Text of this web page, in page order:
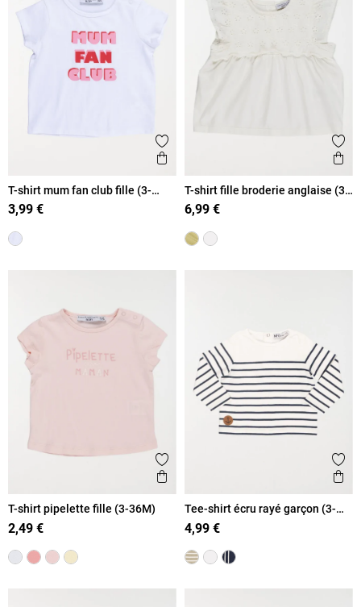
Ajouter aux favoris
Aperçu rapide
T-shirt mum fan club fille (3-
36M)
3,99 €
T-shirt fille broderie anglaise (3-
36M)
6,99 €
Ajouter aux favoris
Aperçu rapide
T-shirt pipelette fille (3-36M)
2,49 €
Tee-shirt écru rayé garçon (3-
36M)
4,99 €